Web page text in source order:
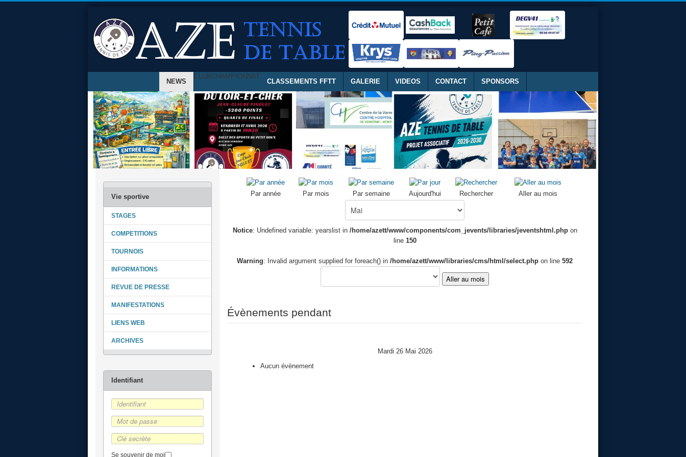
NEWS
CLUBCHAMPIONNAT
CLASSEMENTS FFTT GALERIE VIDEOS CONTACT SPONSORS
Se souvenir de moi
STAGES
COMPETITIONS
TOURNOIS
INFORMATIONS
REVUE DE PRESSE
MANIFESTATIONS
LIENS WEB
ARCHIVES
Par année Par mois Par semaine Aujourd'hui Rechercher Aller au mois
Notice: Undefined variable: yearslist in /home/azett/www/components/com_jevents/libraries/jeventshtml.phpon
line 150
Warning: Invalid argument supplied for foreach() in/home/azett/www/libraries/cms/html/select.php on line592
Aller au mois
Évènements pendant
Mardi 26 Mai 2026
Aucun évènement